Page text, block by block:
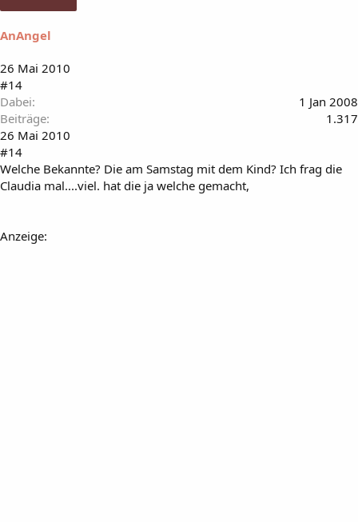
AnAngel
26 Mai 2010
#14
Dabei
1 Jan 2008
Beiträge
1.317
26 Mai 2010
#14
Welche Bekannte? Die am Samstag mit dem Kind? Ich frag die
Claudia mal....viel. hat die ja welche gemacht,
Anzeige: